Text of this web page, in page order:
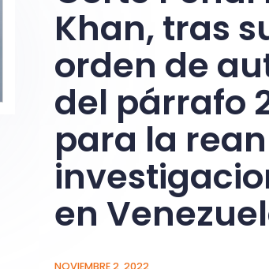
Khan, tras
orden de
del párrafo
para la
en